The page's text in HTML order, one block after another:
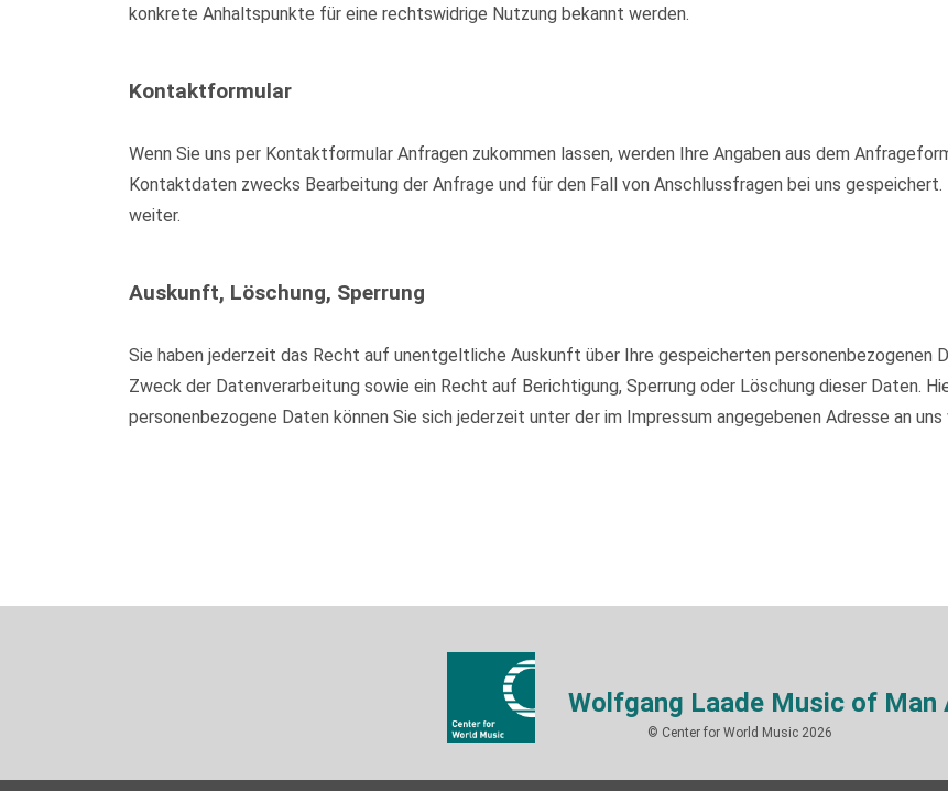
konkrete Anhaltspunkte für eine rechtswidrige Nutzung bekannt werden.
Kontaktformular
Wenn Sie uns per Kontaktformular Anfragen zukommen lassen, werden Ihre Angaben aus dem
Kontaktdaten zwecks Bearbeitung der Anfrage und für den Fall von Anschlussfragen bei uns
weiter.
Auskunft, Löschung, Sperrung
Sie haben jederzeit das Recht auf unentgeltliche Auskunft über Ihre gespeicherten personenbezogenen
Zweck der Datenverarbeitung sowie ein Recht auf Berichtigung, Sperrung oder Löschung dieser Daten.
personenbezogene Daten können Sie sich jederzeit unter der im Impressum angegebenen Adresse an uns
Wolfgang Laade Music of Man
© Center for World Music 2026